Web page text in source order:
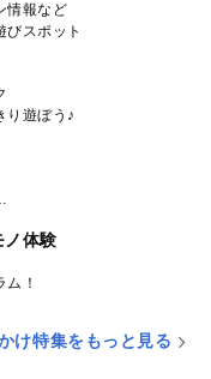
情報など
びスポット
り遊ぼう♪
ノ体験
！
け特集をもっと見る